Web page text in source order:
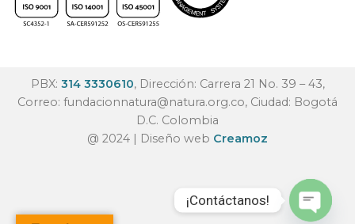
PBX: 314 3330610, Dirección: Carrera 21 No. 39 – 43,
Correo: fundacionnatura@natura.org.co, Ciudad: Bogotá
D.C. Colombia
@ 2024 | Diseño web Creamoz
¡Contáctanos!